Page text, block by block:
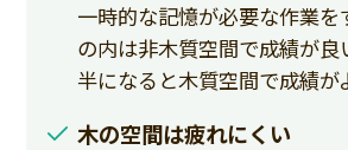
一時的な記憶が必要な作業
の内は非木質空間で成績が
半になると木質空間で成績が
木の空間は疲れにくい